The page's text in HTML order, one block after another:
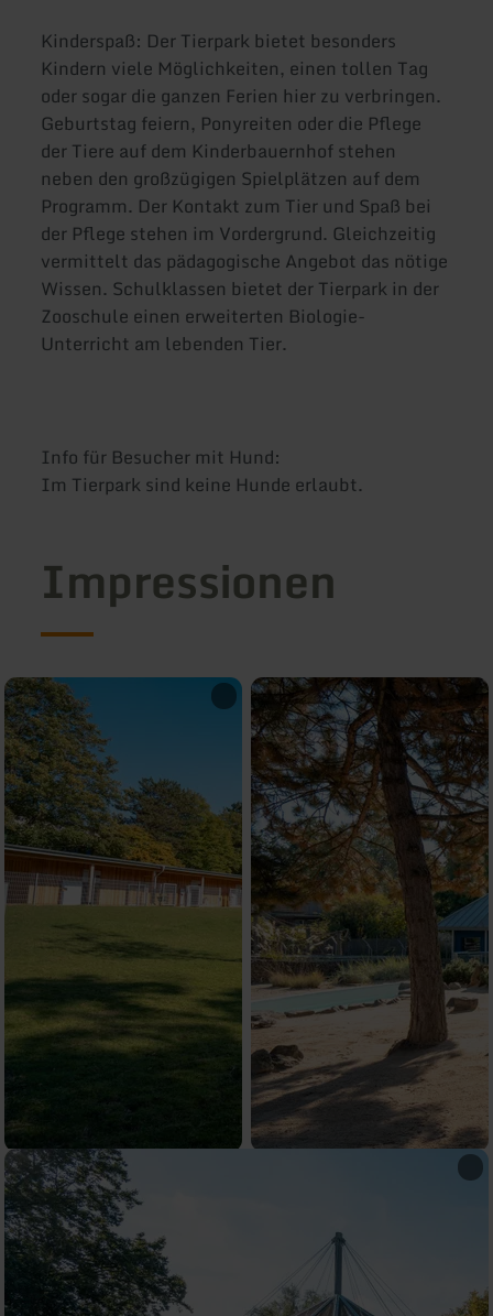
Kinderspaß: Der Tierpark bietet besonders
Kindern viele Möglichkeiten, einen tollen Tag
oder sogar die ganzen Ferien hier zu verbringen.
Geburtstag feiern, Ponyreiten oder die Pflege
der Tiere auf dem Kinderbauernhof stehen
neben den großzügigen Spielplätzen auf dem
Programm. Der Kontakt zum Tier und Spaß bei
der Pflege stehen im Vordergrund. Gleichzeitig
vermittelt das pädagogische Angebot das nötige
Wissen. Schulklassen bietet der Tierpark in der
Zooschule einen erweiterten Biologie-
Unterricht am lebenden Tier.
Info für Besucher mit Hund:
Im Tierpark sind keine Hunde erlaubt.
Impressionen